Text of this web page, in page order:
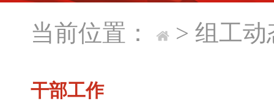
当前位置： > 组工动
干部工作